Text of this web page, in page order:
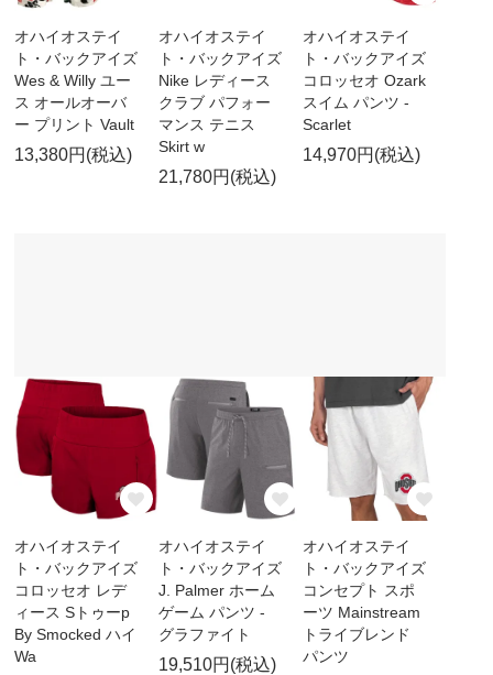
オハイオステイ
ト・バックアイズ
Wes & Willy ユー
ス オールオーバ
ー プリント Vault
13,380円(税込)
オハイオステイ
ト・バックアイズ
Nike レディース
クラブ パフォー
マンス テニス
Skirt w
21,780円(税込)
オハイオステイ
ト・バックアイズ
コロッセオ Ozark
スイム パンツ -
Scarlet
14,970円(税込)
オハイオステイ
ト・バックアイズ
コロッセオ レデ
ィース Sトゥーp
By Smocked ハイ
Wa
オハイオステイ
ト・バックアイズ
J. Palmer ホーム
ゲーム パンツ -
グラファイト
19,510円(税込)
オハイオステイ
ト・バックアイズ
コンセプト スポ
ーツ Mainstream
トライブレンド
パンツ